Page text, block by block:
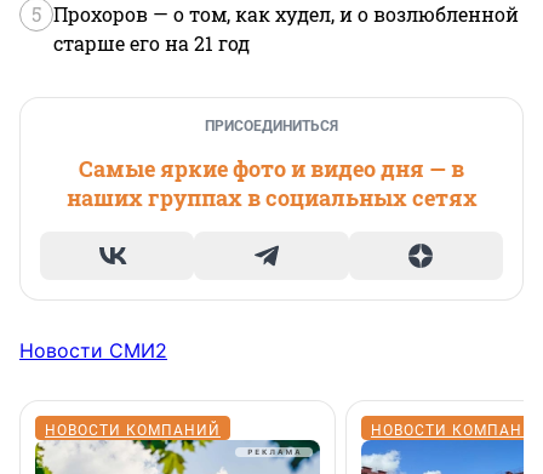
5 Прохоров — о том, как худел, и о возлюбленной
старше его на 21 год
ПРИСОЕДИНИТЬСЯ
Самые яркие фото и видео дня — в
наших группах в социальных сетях
Новости СМИ2
НОВОСТИ КОМПАНИЙ НОВОСТИ